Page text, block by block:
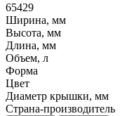
65429
Ширина, мм
Высота, мм
Длина, мм
Объем, л
Форма
Цвет
Диаметр крышки, мм
Страна-производитель